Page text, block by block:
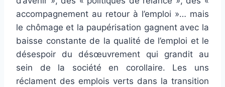
accompagnement au retour à l’emploi »… mais
le chômage et la paupérisation gagnent avec la
baisse constante de la qualité de l’emploi et le
désespoir du désœuvrement qui grandit au
sein de la société en corollaire. Les uns
réclament des emplois verts dans la transition